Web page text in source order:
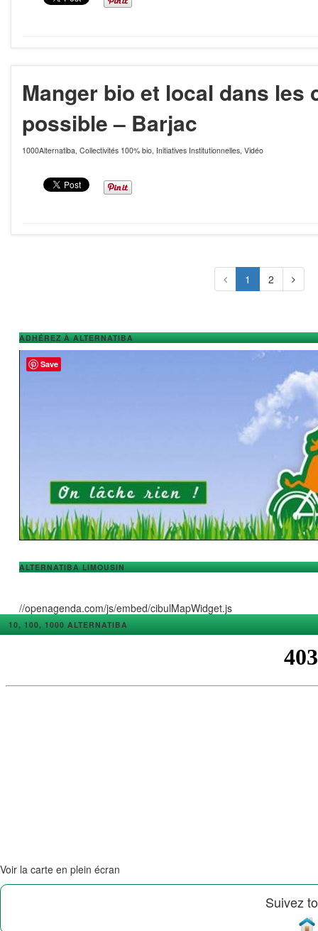
Manger bio et local dans les
possible – Barjac
1000Alternatiba, Collectivités 100% bio, Initiatives Institutionnelles, Vidéo
1 2
ADHÉREZ À ALTERNATIBA
ALTERNATIBA LIMOUSIN
//openagenda.com/js/embed/cibulMapWidget.js
10, 100, 1000 ALTERNATIBA
Voir la carte en plein écran
Suivez
Save